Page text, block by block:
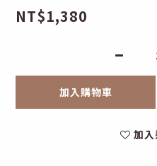
NT$1,380
加入購物車
加